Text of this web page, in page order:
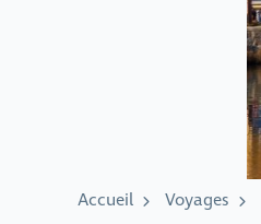
Accueil Voyages